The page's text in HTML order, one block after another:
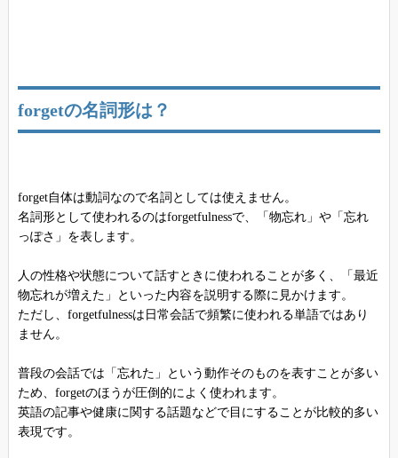
forgetの名詞形は？
forget自体は動詞なので名詞としては使えません。
名詞形として使われるのはforgetfulnessで、「物忘れ」や「忘れ
っぽさ」を表します。
人の性格や状態について話すときに使われることが多く、「最近
物忘れが増えた」といった内容を説明する際に見かけます。
ただし、forgetfulnessは日常会話で頻繁に使われる単語ではあり
ません。
普段の会話では「忘れた」という動作そのものを表すことが多い
ため、forgetのほうが圧倒的によく使われます。
英語の記事や健康に関する話題などで目にすることが比較的多い
表現です。